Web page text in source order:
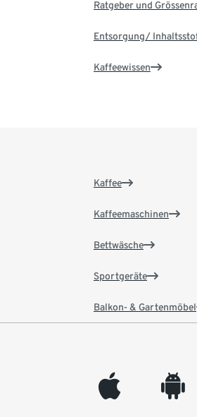
Ratgeber und
Entsorgung/
Kaffeewissen
Kaffee
Kaffeemaschinen
Bettwäsche
Sportgeräte
Balkon- & Gartenmöbel
appleinc android